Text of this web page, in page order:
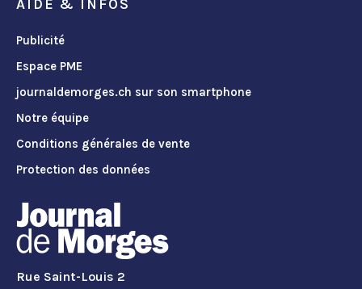
AIDE & INFOS
Publicité
Espace PME
journaldemorges.ch sur son smartphone
Notre équipe
Conditions générales de vente
Protection des données
Rue Saint-Louis 2